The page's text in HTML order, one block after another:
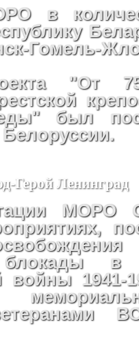
в
Гомель-
"От
был
Герой Ленинград
блокады в
войны 1941-